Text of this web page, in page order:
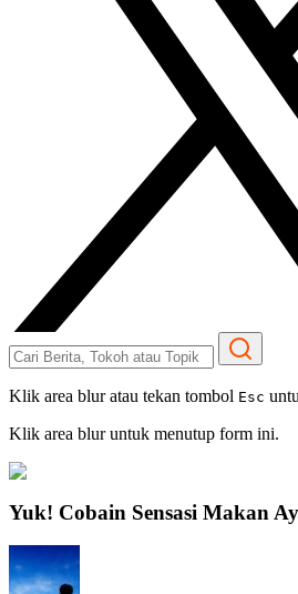
Klik area blur atau tekan tombol Esc
Klik area blur untuk menutup form ini.
Yuk! Cobain Sensasi Makan